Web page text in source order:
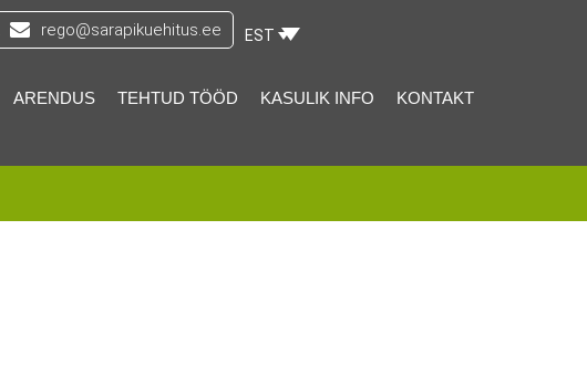
EST
rego@sarapikuehitus.ee
ARENDUS TEHTUD TÖÖD KASULIK INFO KONTAKT